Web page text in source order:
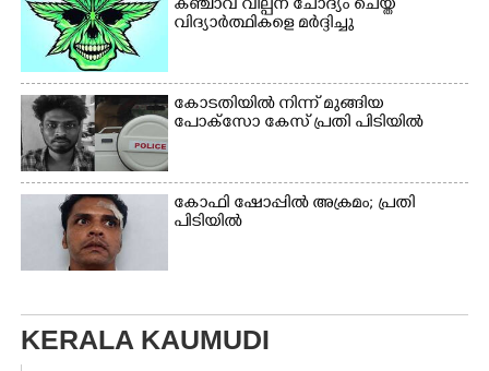
കഞ്ചാവ് വില്പന ചോദ്യം ചെയ്ത
വിദ്യാർത്ഥികളെ മർദ്ദിച്ചു
കോടതിയിൽ നിന്ന് മുങ്ങിയ
പോക്സോ കേസ് പ്രതി പിടിയിൽ
കോഫി ഷോപ്പിൽ അക്രമം; പ്രതി
പിടിയിൽ
KERALA KAUMUDI